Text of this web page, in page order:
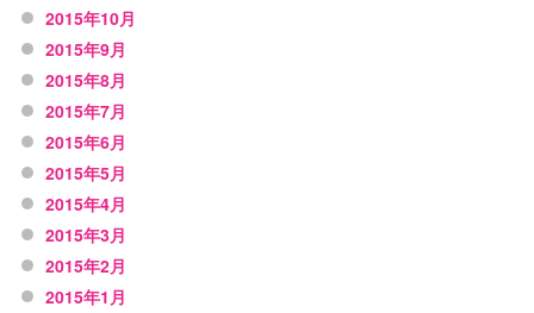
2015年10月
2015年9月
2015年8月
2015年7月
2015年6月
2015年5月
2015年4月
2015年3月
2015年2月
2015年1月